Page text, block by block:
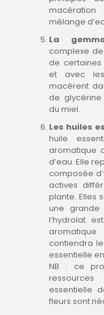
mélange
La
complexe
de
et avec
macèrent
de
du miel.
Les huiles
huile
aromatique
d’eau. Elle
composée
actives
plante. Elles
une grande
l’hydrolat
contiendra
essentielle
NB : ce
essentielle
fleurs sont